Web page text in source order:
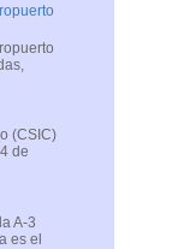
(CSIC)
de
A-3
es el